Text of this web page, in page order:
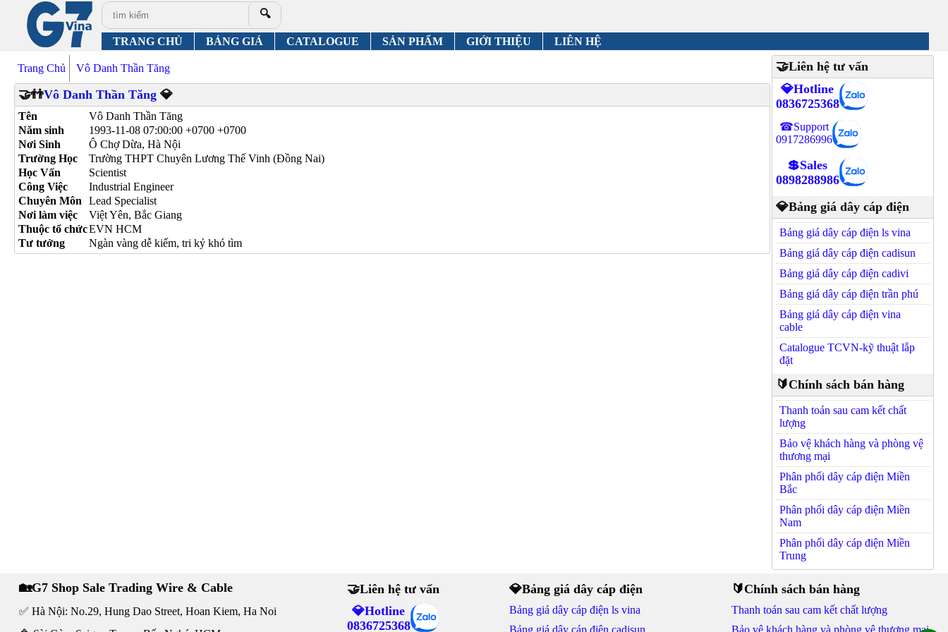
🔍
TRANG CHỦ BẢNG GIÁ CATALOGUE SẢN PHẨM GIỚI THIỆU LIÊN HỆ
Trang Chủ Vô Danh Thần Tăng
🤝👬Vô Danh Thần Tăng 💎
Tên
Vô Danh Thần Tăng
Năm sinh
1993-11-08 07:00:00 +0700 +0700
Nơi Sinh
Ô Chợ Dừa, Hà Nội
Trường Học
Trường THPT Chuyên Lương Thế Vinh (Đồng Nai)
Học Vấn
Scientist
Công Việc
Industrial Engineer
Chuyên Môn
Lead Specialist
Nơi làm việc
Việt Yên, Bắc Giang
Thuộc tổ chứcEVN HCM
Tư tưởng
Ngàn vàng dễ kiếm, tri kỷ khó tìm
🤝Liên hệ tư vấn
💎Hotline
0836725368
☎Support
0917286996
💲Sales
0898288986
💎Bảng giá dây cáp điện
Bảng giá dây cáp điện ls vina
Bảng giá dây cáp điện cadisun
Bảng giá dây cáp điện cadivi
Bảng giá dây cáp điện trần phú
Bảng giá dây cáp điện vina
cable
Catalogue TCVN-kỹ thuật lắp
đặt
🔰Chính sách bán hàng
Thanh toán sau cam kết chất
lượng
Bảo vệ khách hàng và phòng vệ
thương mại
Phân phối dây cáp điện Miền
Bắc
Phân phối dây cáp điện Miền
Nam
Phân phối dây cáp điện Miền
Trung
🏡G7 Shop Sale Trading Wire & Cable
✅ Hà Nội: No.29, Hung Dao Street, Hoan Kiem, Ha Noi
🤝Liên hệ tư vấn
💎Hotline
0836725368
💎Bảng giá dây cáp điện
Bảng giá dây cáp điện ls vina
Bảng giá dây cáp điện cadisun
🔰Chính sách bán hàng
Thanh toán sau cam kết chất lượng
Bảo vệ khách hàng và phòng vệ thương mại